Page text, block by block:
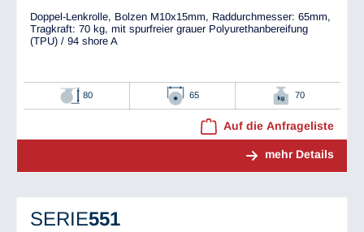
Doppel-Lenkrolle, Bolzen M10x15mm, Raddurchmesser: 65mm,
Tragkraft: 70 kg, mit spurfreier grauer Polyurethanbereifung
(TPU) / 94 shore A
80 65 70
Auf die Anfrageliste
mehr Details
SERIE551